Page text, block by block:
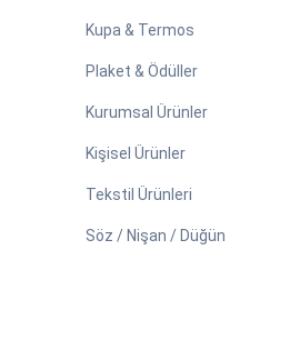
Kupa & Termos
Plaket & Ödüller
Kurumsal Ürünler
Kişisel Ürünler
Tekstil Ürünleri
Söz / Nişan / Düğün